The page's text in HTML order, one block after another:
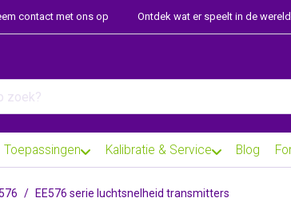
contact met ons op Ontdek wat er speelt in de
Toepassingen Kalibratie & Service Blog
EE576 serie luchtsnelheid transmitters